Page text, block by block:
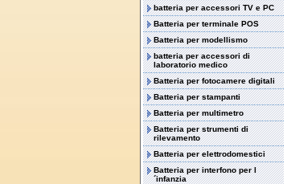
batteria per accessori TV e PC
Batteria per terminale POS
Batteria per modellismo
batteria per accessori di
laboratorio medico
Batteria per fotocamere digitali
Batteria per stampanti
Batteria per multimetro
Batteria per strumenti di
rilevamento
Batteria per elettrodomestici
Batteria per interfono per l
´infanzia